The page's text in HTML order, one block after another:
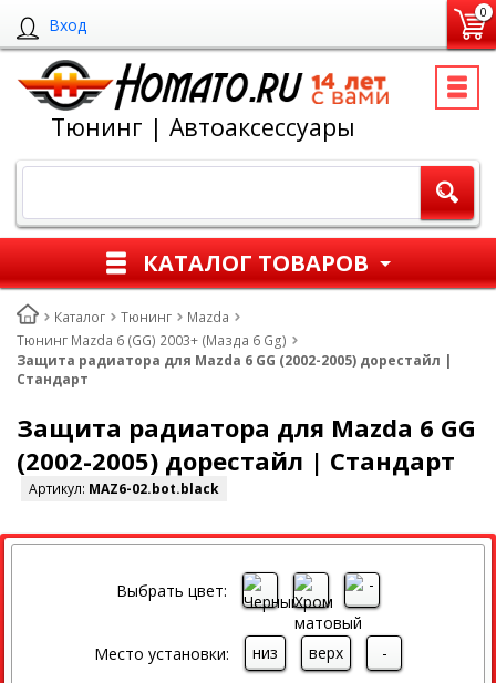
Вход
0
Тюнинг | Автоаксессуары
КАТАЛОГ ТОВАРОВ
Каталог Тюнинг
Mazda
Тюнинг Mazda 6 (GG) 2003+ (Мазда 6 Gg)
Защита радиатора для Mazda 6 GG (2002-2005) дорестайл |
Стандарт
Защита радиатора для Mazda 6 GG
(2002-2005) дорестайл | Стандарт
Артикул: MAZ6-02.bot.black
СКИДКА
Выбрать цвет:
Место установки: низ верх -